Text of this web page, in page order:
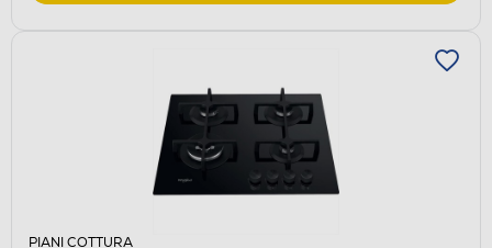
PIANI COTTURA